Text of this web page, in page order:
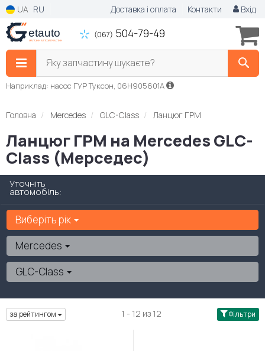
UA RU Доставка і оплата Контакти Вхід
(067) 504-79-49
Яку запчастину шукаєте?
Наприклад: насос ГУР Туксон, 06H905601A
Головна Mercedes GLC-Class Ланцюг ГРМ
Ланцюг ГРМ на Mercedes GLC-
Class (Мерседес)
Уточніть
автомобіль:
Виберіть рік
Mercedes
GLC-Class
за рейтингом 1 - 12 из 12 Фільтри